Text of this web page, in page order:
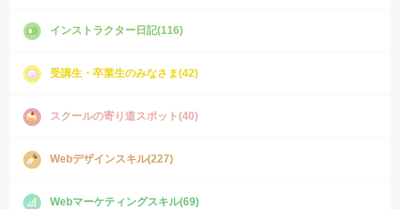
インストラクター日記(116)
受講生・卒業生のみなさま(42)
スクールの寄り道スポット(40)
Webデザインスキル(227)
Webマーケティングスキル(69)